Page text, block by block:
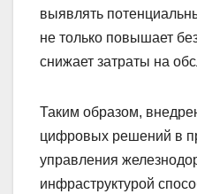
выявлять
не только повышает
снижает затраты на
Таким образом,
цифровых решений в
управления
инфраструктурой